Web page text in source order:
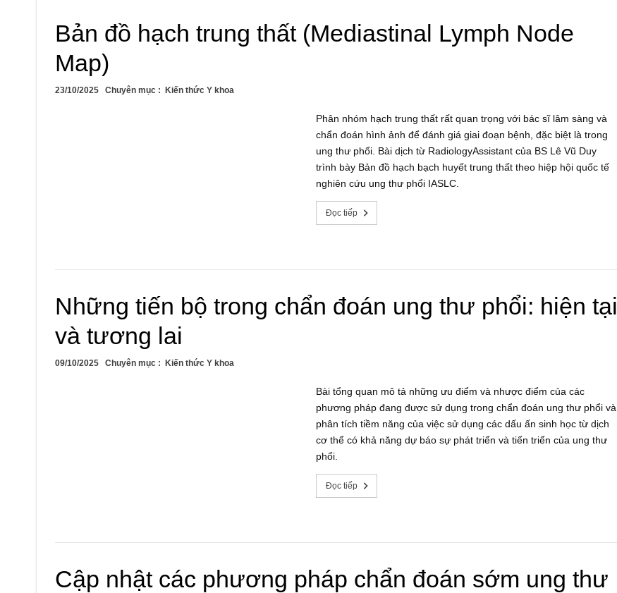
Bản đồ hạch trung thất (Mediastinal Lymph Node
Map)
23/10/2025 Chuyên mục : Kiến thức Y khoa
Phân nhóm hạch trung thất rất quan trọng với bác sĩ lâm sàng và
chẩn đoán hình ảnh để đánh giá giai đoạn bệnh, đặc biệt là trong
ung thư phổi. Bài dịch từ RadiologyAssistant của BS Lê Vũ Duy
trình bày Bản đồ hạch bạch huyết trung thất theo hiệp hội quốc tế
nghiên cứu ung thư phổi IASLC.
Đọc tiếp
Những tiến bộ trong chẩn đoán ung thư phổi: hiện tại
và tương lai
09/10/2025 Chuyên mục : Kiến thức Y khoa
Bài tổng quan mô tả những ưu điểm và nhược điểm của các
phương pháp đang được sử dụng trong chẩn đoán ung thư phổi và
phân tích tiềm năng của việc sử dụng các dấu ấn sinh học từ dịch
cơ thể có khả năng dự báo sự phát triển và tiến triển của ung thư
phổi.
Đọc tiếp
Cập nhật các phương pháp chẩn đoán sớm ung thư